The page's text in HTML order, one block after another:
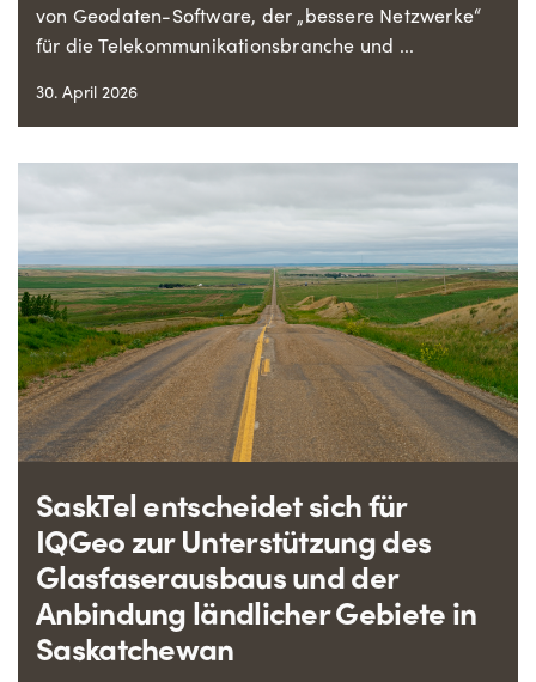
von Geodaten-Software, der „bessere Netzwerke“
für die Telekommunikationsbranche und ...
30. April 2026
SaskTel entscheidet sich für
IQGeo zur Unterstützung des
Glasfaserausbaus und der
Anbindung ländlicher Gebiete in
Saskatchewan